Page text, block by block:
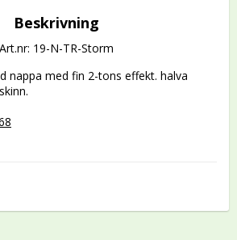
Beskrivning
Art.nr: 19-N-TR-Storm
nappa med fin 2-tons effekt. halva